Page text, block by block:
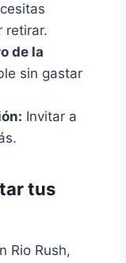
retirar.
de la
sin gastar
Invitar a
tus
Rio Rush,